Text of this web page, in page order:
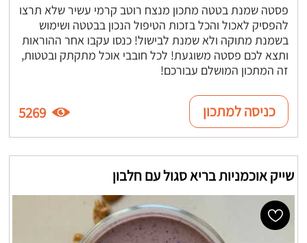
פסטה שמנת בטטה מתכון מנצח רוטב קרמי עשיר שלא תרצו
להפסיק לאכול והכל בזכות הטיפול הנכון בבטטה ושימוש
בשמנת מתוקה ולא שמנת לבישול! כנסו עקבו אחר ההוראות
ותצא לכם פסטה משוגעת! לכל חובבי אוכל מתקתק ובטטות,
זה המתכון המושלם עבורכם!
כניסה למתכון 5269
שייק אוכמניות בריא סגול עם חלבון